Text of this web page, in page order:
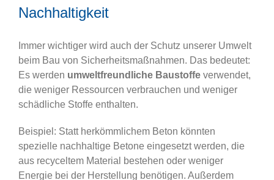
Nachhaltigkeit
Immer wichtiger wird auch der Schutz unserer Umwelt
beim Bau von Sicherheitsmaßnahmen. Das bedeutet:
Es werden umweltfreundliche Baustoffe verwendet,
die weniger Ressourcen verbrauchen und weniger
schädliche Stoffe enthalten.
Beispiel: Statt herkömmlichem Beton könnten
spezielle nachhaltige Betone eingesetzt werden, die
aus recyceltem Material bestehen oder weniger
Energie bei der Herstellung benötigen. Außerdem